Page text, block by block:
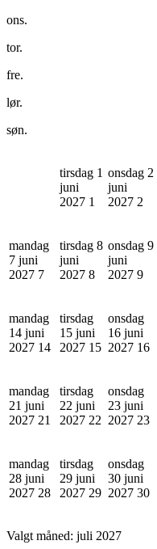
ons.
tor.
fre.
lør.
søn.
tirsdag 1
juni
2027 1
onsdag 2
juni
2027 2
mandag
7 juni
2027 7
tirsdag 8
juni
2027 8
onsdag 9
juni
2027 9
mandag
14 juni
2027 14
tirsdag
15 juni
2027 15
onsdag
16 juni
2027 16
mandag
21 juni
2027 21
tirsdag
22 juni
2027 22
onsdag
23 juni
2027 23
mandag
28 juni
2027 28
tirsdag
29 juni
2027 29
onsdag
30 juni
2027 30
Valgt måned: juli 2027